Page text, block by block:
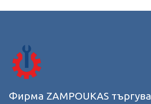
Фирма ZAMPOUKAS търгува,